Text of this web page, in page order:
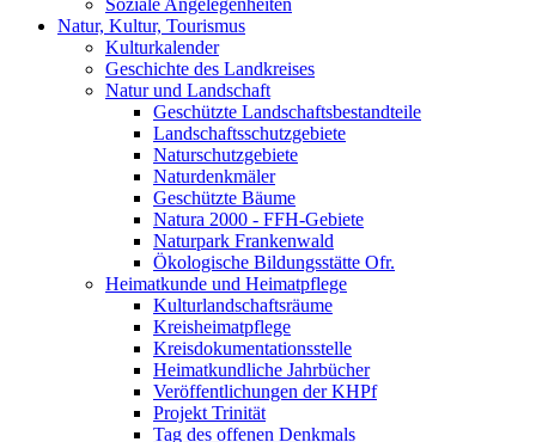
Soziale Angelegenheiten
Natur, Kultur, Tourismus
Kulturkalender
Geschichte des Landkreises
Natur und Landschaft
Geschützte Landschaftsbestandteile
Landschaftsschutzgebiete
Naturschutzgebiete
Naturdenkmäler
Geschützte Bäume
Natura 2000 - FFH-Gebiete
Naturpark Frankenwald
Ökologische Bildungsstätte Ofr.
Heimatkunde und Heimatpflege
Kulturlandschaftsräume
Kreisheimatpflege
Kreisdokumentationsstelle
Heimatkundliche Jahrbücher
Veröffentlichungen der KHPf
Projekt Trinität
Tag des offenen Denkmals